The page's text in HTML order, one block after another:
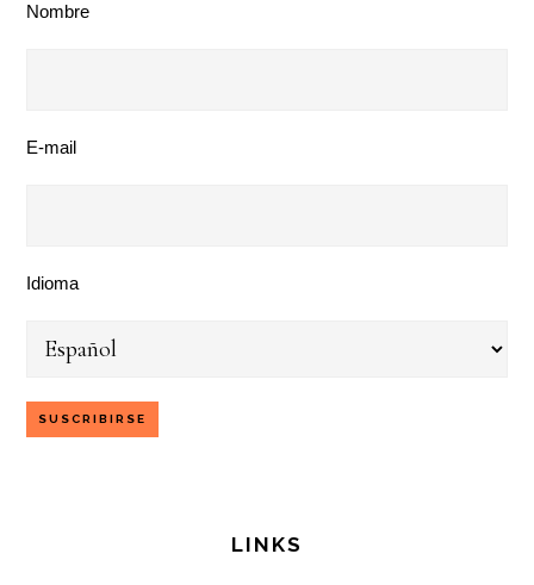
Nombre
E-mail
Idioma
LINKS